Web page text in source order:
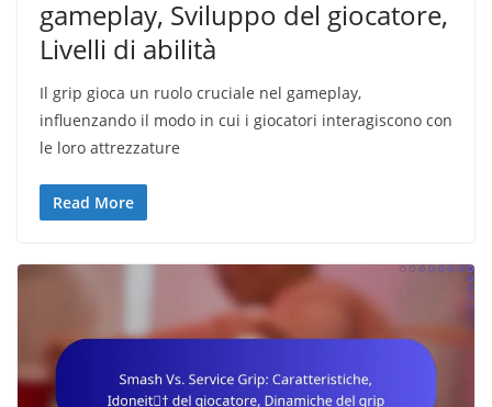
gameplay, Sviluppo del giocatore,
Livelli di abilità
Il grip gioca un ruolo cruciale nel gameplay,
influenzando il modo in cui i giocatori interagiscono con
le loro attrezzature
Read More